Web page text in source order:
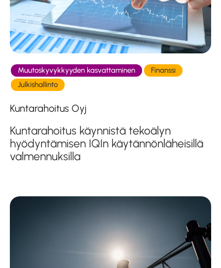
Muutoskyvykkyyden kasvattaminen
Finanssi
Julkishallinto
Kuntarahoitus Oyj
Kuntarahoitus käynnistä tekoälyn
hyödyntämisen IQIn käytännönläheisillä
valmennuksilla